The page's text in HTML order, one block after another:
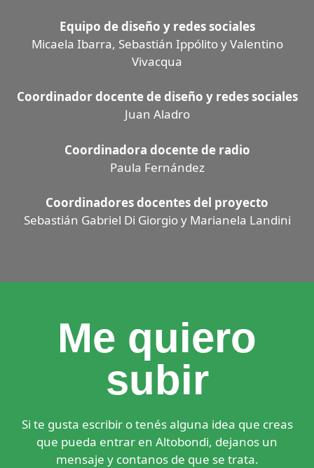
Equipo de diseño y redes sociales
Micaela Ibarra, Sebastián Ippólito y Valentino
Vivacqua
Coordinador docente de diseño y redes sociales
Juan Aladro
Coordinadora docente de radio
Paula Fernández
Coordinadores docentes del proyecto
Sebastián Gabriel Di Giorgio y Marianela Landini
Me quiero
subir
Si te gusta escribir o tenés alguna idea que creas
que pueda entrar en Altobondi, dejanos un
mensaje y contanos de que se trata.